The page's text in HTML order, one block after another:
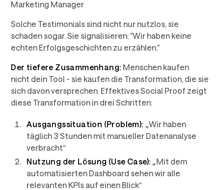
Marketing Manager
Solche Testimonials sind nicht nur nutzlos, sie
schaden sogar. Sie signalisieren: "Wir haben keine
echten Erfolgsgeschichten zu erzählen."
Der tiefere Zusammenhang: Menschen kaufen
nicht dein Tool - sie kaufen die Transformation, die sie
sich davon versprechen. Effektives Social Proof zeigt
diese Transformation in drei Schritten:
Ausgangssituation (Problem): „Wir haben
täglich 3 Stunden mit manueller Datenanalyse
verbracht“
Nutzung der Lösung (Use Case): „Mit dem
automatisierten Dashboard sehen wir alle
relevanten KPIs auf einen Blick“